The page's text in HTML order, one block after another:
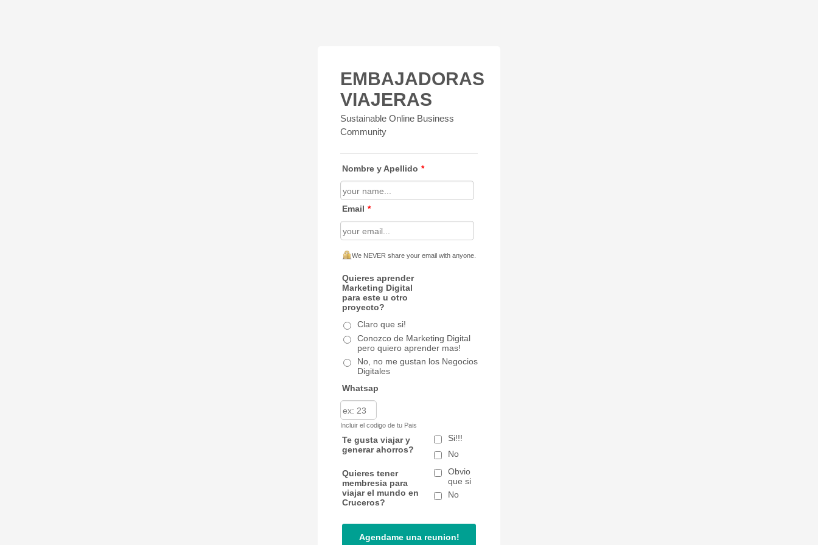
EMBAJADORAS
VIAJERAS
Sustainable Online Business
Community
Nombre y Apellido *
Email *
We NEVER share your email with anyone.
Quieres aprender
Marketing Digital
para este u otro
proyecto?
Claro que si!
Conozco de Marketing Digital
pero quiero aprender mas!
No, no me gustan los Negocios
Digitales
Whatsap
Incluir el codigo de tu Pais
Te gusta viajar y
generar ahorros?
Si!!!
No
Quieres tener
membresia para
viajar el mundo en
Cruceros?
Obvio
que si
No
Agendame una reunion!